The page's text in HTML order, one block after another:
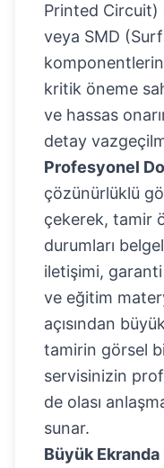
Printed
veya SMD
komponentlerin
kritik öneme
ve hassas
detay
Profesyonel
çözünürlüklü
çekerek, tamir
durumları
iletişimi,
ve eğitim
açısından
tamirin görsel
servisinizin
de olası
sunar.
Büyük Ekranda